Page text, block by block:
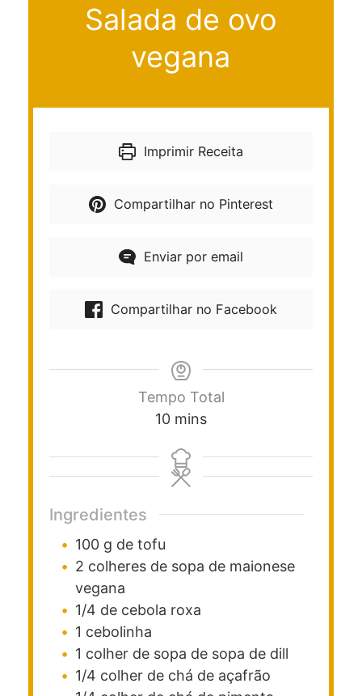
Salada de ovo
vegana
Imprimir Receita
Compartilhar no Pinterest
Enviar por email
Compartilhar no Facebook
Tempo Total
10 mins
Ingredientes
100 g de tofu
2 colheres de sopa de maionese
vegana
1/4 de cebola roxa
1 cebolinha
1 colher de sopa de sopa de dill
1/4 colher de chá de açafrão